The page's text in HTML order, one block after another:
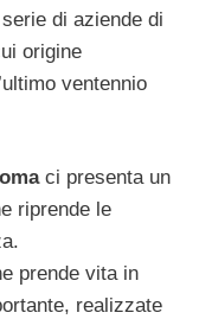
di aziende di
origine
ventennio
ci presenta un
riprende le
prende vita in
realizzate